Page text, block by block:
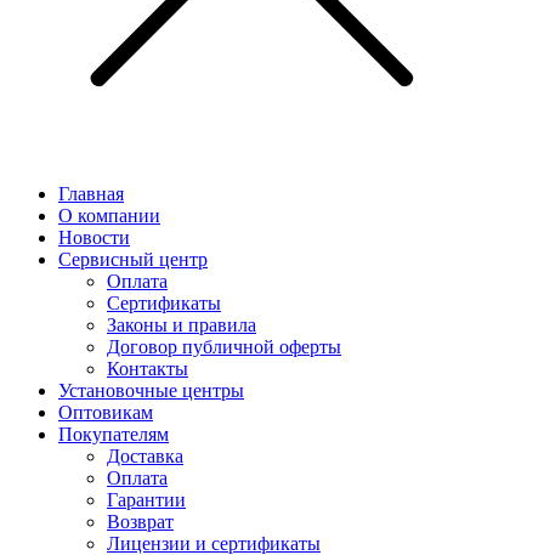
Главная
О компании
Новости
Сервисный центр
Оплата
Сертификаты
Законы и правила
Договор публичной оферты
Контакты
Установочные центры
Оптовикам
Покупателям
Доставка
Оплата
Гарантии
Возврат
Лицензии и сертификаты